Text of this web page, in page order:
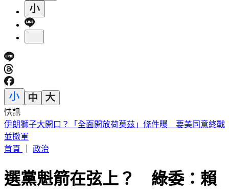
快訊
包租代管龍頭爆掏空7億！兆基集團創辦人李建成「裁定收
押」
首頁
政治
選黨魁箭在弦上？ 綠委：賴